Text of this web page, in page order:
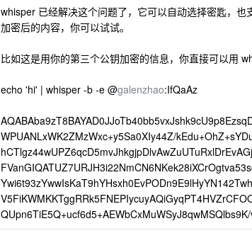
whisper 已经解决这个问题了，它可以自动选择密匙，
加密后的内容，你可以试试。
比如这是用你的第三个公钥加密的信息，你直接可以用
echo 'hi' | whisper -b -e @galenzhao:IfQaAz
WPUANLxWK2ZMzWxc+y5Sa0XIy44Z/